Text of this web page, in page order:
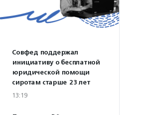
Совфед поддержал
инициативу о бесплатной
юридической помощи
сиротам старше 23 лет
13:19